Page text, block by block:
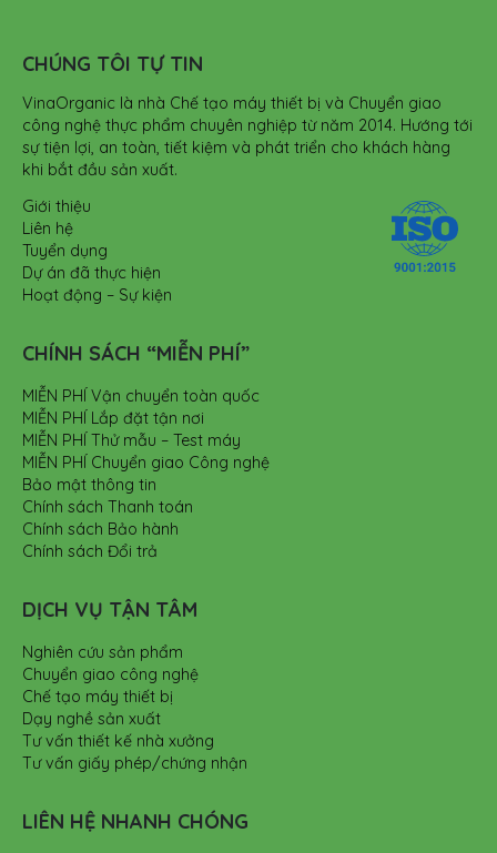
CHÚNG TÔI TỰ TIN
VinaOrganic là nhà Chế tạo máy thiết bị và Chuyển giao
công nghệ thực phẩm chuyên nghiệp từ năm 2014. Hướng tới
sự tiện lợi, an toàn, tiết kiệm và phát triển cho khách hàng
khi bắt đầu sản xuất.
Giới thiệu
Liên hệ
Tuyển dụng
Dự án đã thực hiện
Hoạt động – Sự kiện
CHÍNH SÁCH “MIỄN PHÍ”
MIỄN PHÍ Vận chuyển toàn quốc
MIỄN PHÍ Lắp đặt tận nơi
MIỄN PHÍ Thử mẫu – Test máy
MIỄN PHÍ Chuyển giao Công nghệ
Bảo mật thông tin
Chính sách Thanh toán
Chính sách Bảo hành
Chính sách Đổi trả
DỊCH VỤ TẬN TÂM
Nghiên cứu sản phẩm
Chuyển giao công nghệ
Chế tạo máy thiết bị
Dạy nghề sản xuất
Tư vấn thiết kế nhà xưởng
Tư vấn giấy phép/chứng nhận
LIÊN HỆ NHANH CHÓNG